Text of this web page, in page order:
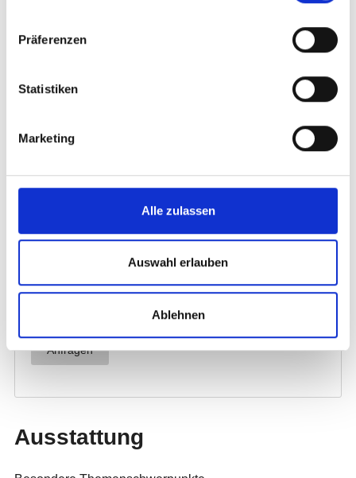
Präferenzen
Statistiken
Marketing
Alle zulassen
Auswahl erlauben
Ablehnen